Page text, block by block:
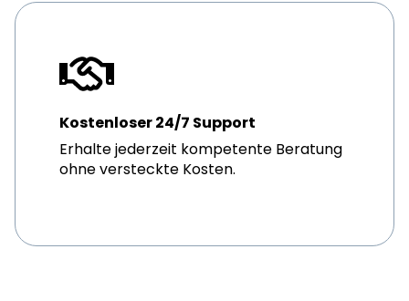
Kostenloser 24/7 Support
Erhalte jederzeit kompetente Beratung
ohne versteckte Kosten.